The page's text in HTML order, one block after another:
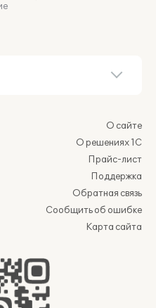
О сайте
О решениях 1С
Прайс-лист
Поддержка
Обратная связь
Сообщить об ошибке
Карта сайта